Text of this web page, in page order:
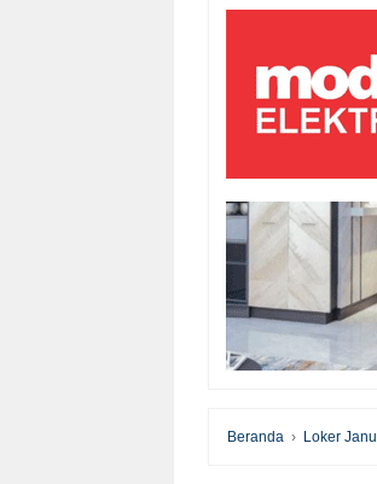
Beranda › Loker